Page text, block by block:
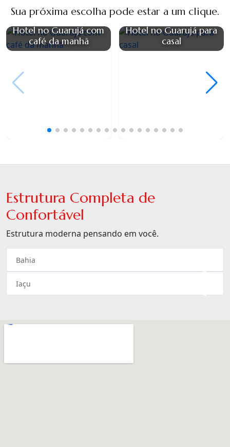
Sua próxima escolha pode estar a um clique.
Hotel no Guarujá com
café da manhã
Hotel no Guarujá para
casal
Estrutura Completa de
Confortável
Estrutura moderna pensando em você.
×
Bahia
×
Iaçu